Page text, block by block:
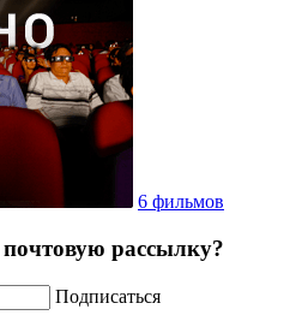
6 фильмов
рассылку?
Подписаться